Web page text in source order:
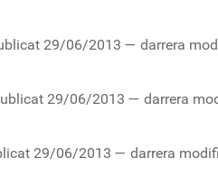
29/06/2013 — darrera
29/06/2013 — darrera
29/06/2013 — darrera